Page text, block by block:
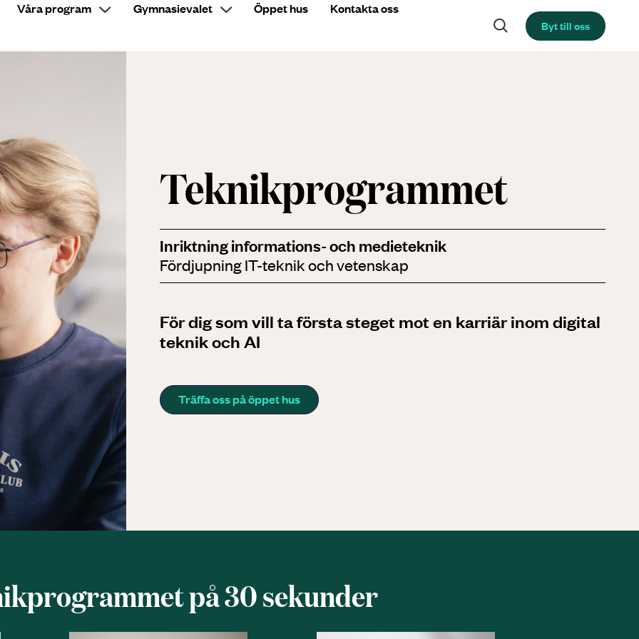
Våra program Gymnasievalet Öppet hus Kontakta oss
Byt till oss
Teknik­programmet
Inriktning informations- och medieteknik
Fördjupning IT-teknik och vetenskap
För dig som vill ta första steget mot en karriär inom digital
teknik och AI
Träffa oss på öppet hus
på 30 sekunder